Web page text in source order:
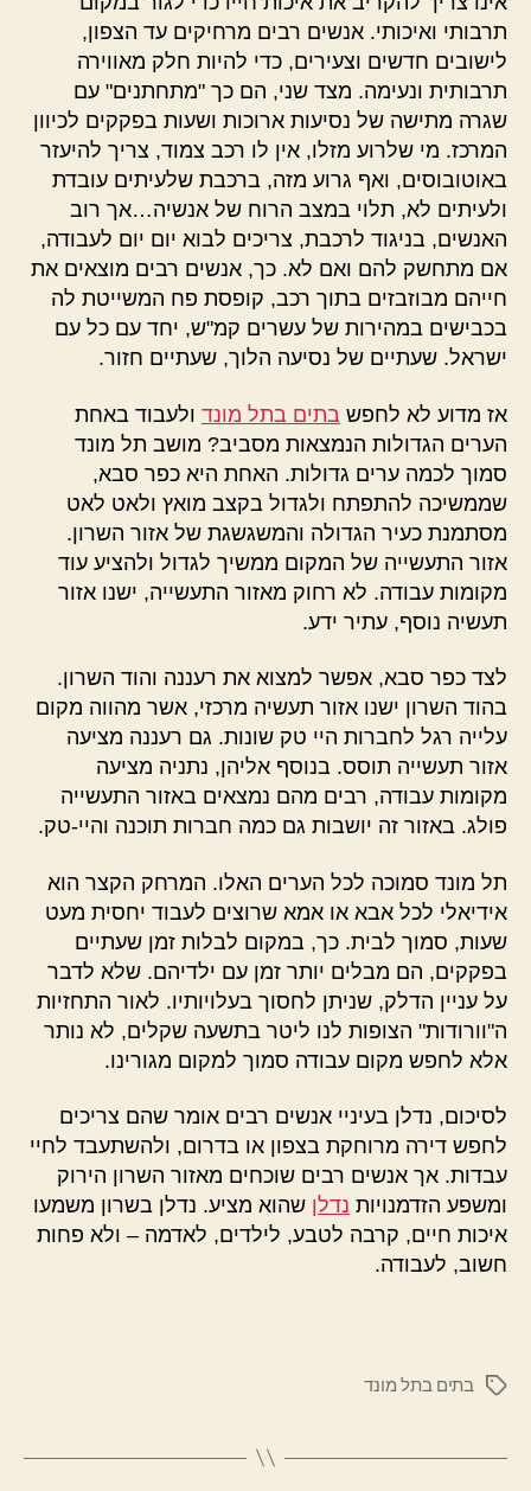
תרבותי ואיכותי. אנשים רבים מרחיקים עד הצפון,
לישובים חדשים וצעירים, כדי להיות חלק מאווירה
תרבותית ונעימה. מצד שני, הם כך "מתחתנים" עם
שגרה מתישה של נסיעות ארוכות ושעות בפקקים לכיוון
המרכז. מי שלרוע מזלו, אין לו רכב צמוד, צריך להיעזר
באוטובוסים, ואף גרוע מזה, ברכבת שלעיתים עובדת
ולעיתים לא, תלוי במצב הרוח של אנשיה…אך רוב
האנשים, בניגוד לרכבת, צריכים לבוא יום יום לעבודה,
אם מתחשק להם ואם לא. כך, אנשים רבים מוצאים את
חייהם מבוזבזים בתוך רכב, קופסת פח המשייטת לה
בכבישים במהירות של עשרים קמ"ש, יחד עם כל עם
ישראל. שעתיים של נסיעה הלוך, שעתיים חזור.
אז מדוע לא לחפש בתים בתל מונד ולעבוד באחת
הערים הגדולות הנמצאות מסביב? מושב תל מונד
סמוך לכמה ערים גדולות. האחת היא כפר סבא,
שממשיכה להתפתח ולגדול בקצב מואץ ולאט לאט
מסתמנת כעיר הגדולה והמשגשגת של אזור השרון.
אזור התעשייה של המקום ממשיך לגדול ולהציע עוד
מקומות עבודה. לא רחוק מאזור התעשייה, ישנו אזור
תעשיה נוסף, עתיר ידע.
לצד כפר סבא, אפשר למצוא את רעננה והוד השרון.
בהוד השרון ישנו אזור תעשיה מרכזי, אשר מהווה מקום
עלייה רגל לחברות היי טק שונות. גם רעננה מציעה
אזור תעשייה תוסס. בנוסף אליהן, נתניה מציעה
מקומות עבודה, רבים מהם נמצאים באזור התעשייה
פולג. באזור זה יושבות גם כמה חברות תוכנה והיי-טק.
תל מונד סמוכה לכל הערים האלו. המרחק הקצר הוא
אידיאלי לכל אבא או אמא שרוצים לעבוד יחסית מעט
שעות, סמוך לבית. כך, במקום לבלות זמן שעתיים
בפקקים, הם מבלים יותר זמן עם ילדיהם. שלא לדבר
על עניין הדלק, שניתן לחסוך בעלויותיו. לאור התחזיות
ה"וורודות" הצופות לנו ליטר בתשעה שקלים, לא נותר
אלא לחפש מקום עבודה סמוך למקום מגורינו.
לסיכום, נדלן בעיניי אנשים רבים אומר שהם צריכים
לחפש דירה מרוחקת בצפון או בדרום, ולהשתעבד לחיי
עבדות. אך אנשים רבים שוכחים מאזור השרון הירוק
ומשפע הזדמנויות נדלן שהוא מציע. נדלן בשרון משמעו
איכות חיים, קרבה לטבע, לילדים, לאדמה – ולא פחות
חשוב, לעבודה.
תגיותבתים בתל מונד